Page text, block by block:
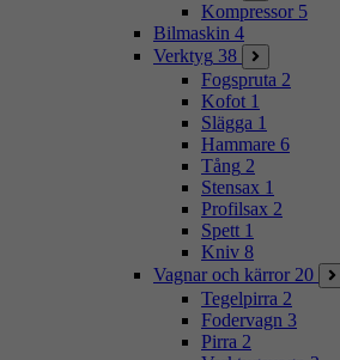
Kompressor 5
Bilmaskin 4
Verktyg 38
Fogspruta 2
Kofot 1
Slägga 1
Hammare 6
Tång 2
Stensax 1
Profilsax 2
Spett 1
Kniv 8
Vagnar och kärror 20
Tegelpirra 2
Fodervagn 3
Pirra 2